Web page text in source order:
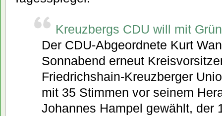
Kreuzbergs CDU will mit
Der CDU-Abgeordnete Kurt
Sonnabend erneut
Friedrichshain-Kreuzberger
mit 35 Stimmen vor seinem
Johannes Hampel gewählt, der